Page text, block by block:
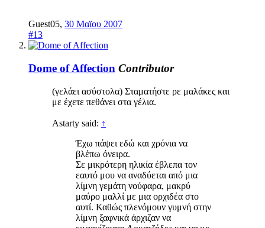
Guest05, 30 Μαϊου 2007
#13
Dome of Affection Contributor
(γελάει ασύστολα) Σταματήστε ρε μαλάκες και
με έχετε πεθάνει στα γέλια.
Astarty said: ↑
Έχω πάψει εδώ και χρόνια να
βλέπω όνειρα.
Σε μικρότερη ηλικία έβλεπα τον
εαυτό μου να αναδύεται από μια
λίμνη γεμάτη νούφαρα, μακρύ
μαύρο μαλλί με μια ορχιδέα στο
αυτί. Καθώς πλενόμουν γυμνή στην
λίμνη ξαφνικά άρχιζαν να